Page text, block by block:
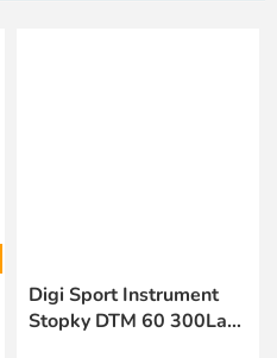
Digi Sport Instrument
Stopky DTM 60 300Lap